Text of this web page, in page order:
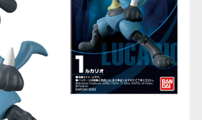
ガンダムシリーズ アンパンマン たまご
にふぉるめーしょん
＆スクエアシール
ポケモンスケールワ
ールド